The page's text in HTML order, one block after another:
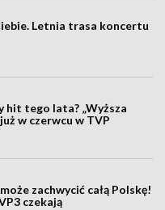
Letnia trasa koncertu
hit tego lata? „Wyższa
w czerwcu w TVP
zachwycić całą Polskę!
czekają